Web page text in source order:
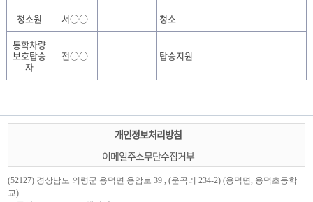
청소원
서○○
청소
통학차량
보호탑승
자
전○○ 탑승지원
개인정보처리방침
이메일주소무단수집거부
(52127) 경상남도 의령군 용덕면 용암로 39 , (운곡리 234-2) (용덕면, 용덕초등학
교)